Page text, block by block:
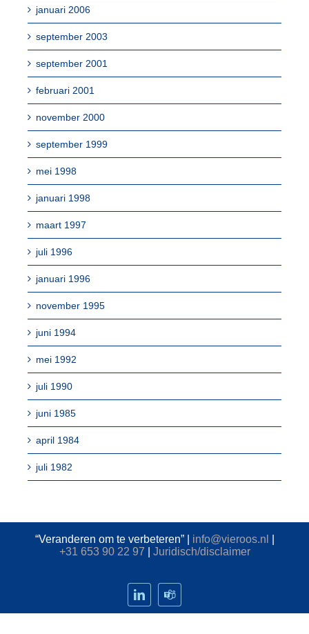
januari 2006
september 2003
september 2001
februari 2001
november 2000
september 1999
mei 1998
januari 1998
maart 1997
juli 1996
januari 1996
november 1995
juni 1994
mei 1992
juli 1990
juni 1985
april 1984
juli 1982
“Veranderen om te verbeteren” | info@vieroos.nl
+31 653 90 22 97
Juridisch/disclaimer